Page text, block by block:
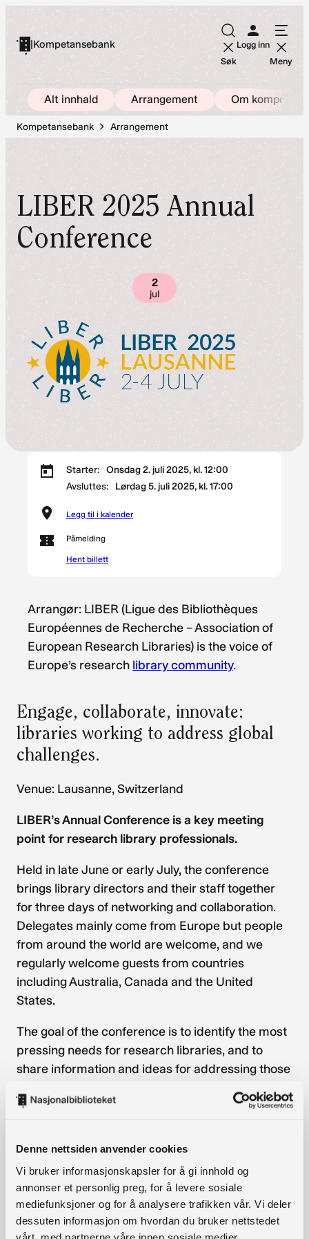
Denne nettsiden anvender cookies
Vi bruker informasjonskapsler for å gi innhold og
annonser et personlig preg, for å levere sosiale
mediefunksjoner og for å analysere trafikken vår. Vi deler
dessuten informasjon om hvordan du bruker nettstedet
innhold
|Kompetansebank
Søk
Logg inn
Meny
Alt innhald Arrangement Om
Kompetansebank Arrangement
LIBER 2025 Annual
Conference
2
jul
Starter: Onsdag 2. juli 2025, kl. 12:00
Avsluttes:
Lørdag 5. juli 2025, kl. 17:00
Legg til i kalender
Påmelding
Hent billett
Arrangør: LIBER (Ligue des Bibliothèques
Européennes de Recherche – Association of
European Research Libraries) is the voice of
Europe’s research library community.
Engage, collaborate, innovate:
libraries working to address global
challenges.
Venue: Lausanne, Switzerland
LIBER’s Annual Conference is a key meeting
point for research library professionals.
Held in late June or early July, the conference
brings library directors and their staff together
for three days of networking and collaboration.
Delegates mainly come from Europe but people
from around the world are welcome, and we
regularly welcome guests from countries
including Australia, Canada and the United
States.
The goal of the conference is to identify the most
pressing needs for research libraries, and to
share information and ideas for addressing those
staff. Popular topics of discussion include (but
are not limited to) open science, open access,
research data management, citizen science,
copyright, metrics, digital humanities and linked
open data.